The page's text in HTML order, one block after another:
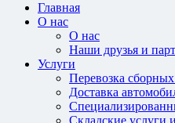
Главная
О нас
О нас
Наши друзья и
Услуги
Перевозка сборных
Доставка
Складские услуги